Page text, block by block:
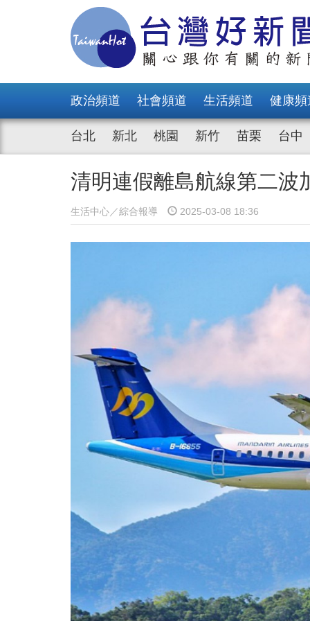
政治頻道 社會頻道 生活頻道 健康頻
台北 新北 桃園 新竹 苗栗 台中
清明連假離島航線第二
生活中心／綜合報導 2025-03-08 18:36